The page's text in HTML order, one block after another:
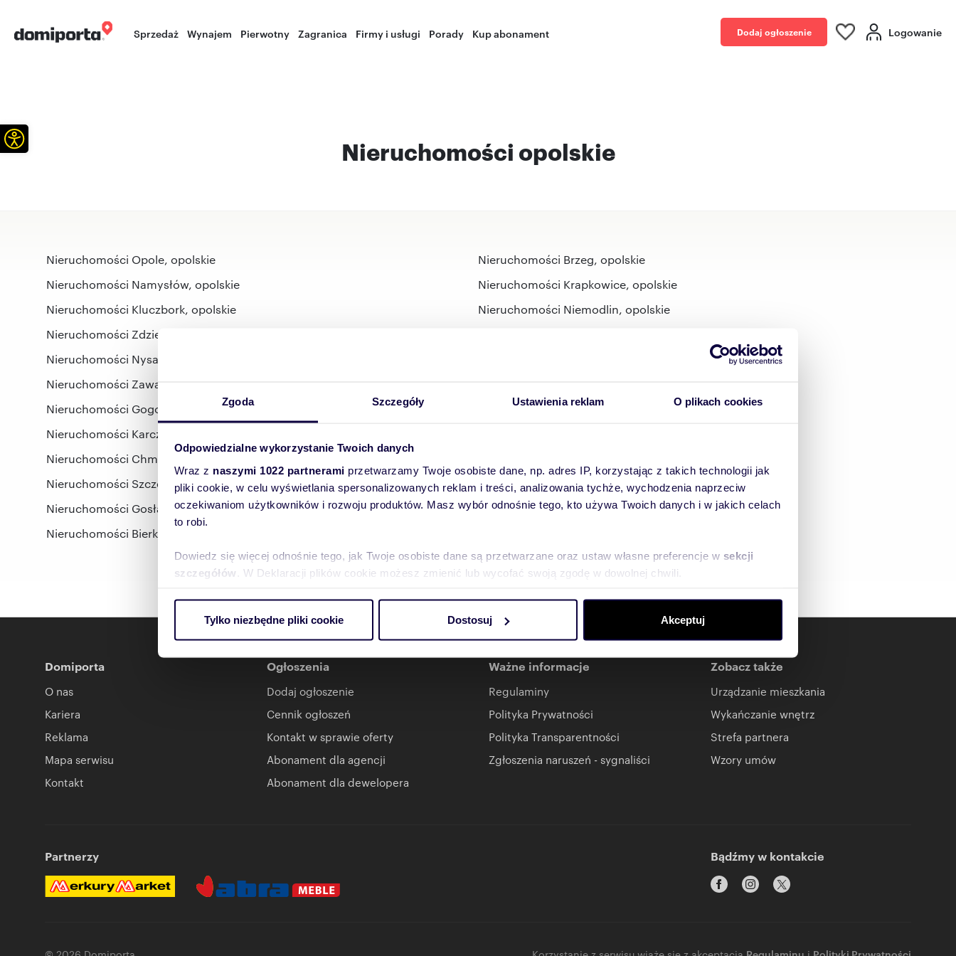
Zgoda Szczegóły Ustawienia reklam O plikach cookies
Odpowiedzialne wykorzystanie Twoich danych
Wraz z naszymi 1022 partnerami przetwarzamy Twoje osobiste dane, np. adres IP, korzystając z takich technologii jak
pliki cookie, w celu wyświetlania spersonalizowanych reklam i treści, analizowania tychże, wychodzenia naprzeciw
oczekiwaniom użytkowników i rozwoju produktów. Masz wybór odnośnie tego, kto używa Twoich danych i w jakich celach
to robi.
Dowiedz się więcej odnośnie tego, jak Twoje osobiste dane są przetwarzane oraz ustaw własne preferencje w sekcji
szczegółów . W Deklaracji plików cookie możesz zmienić lub wycofać swoją zgodę w dowolnej chwili.
ruch w naszej witrynie. Informacje o tym, jak korzystasz z naszej witryny, udostępniamy partnerom społecznościowym,
reklamowym i analitycznym. Partnerzy mogą połączyć te informacje z innymi danymi otrzymanymi od Ciebie lub
uzyskanymi podczas korzystania z ich usług.
Tylko niezbędne pliki cookie Dostosuj Akceptuj
Sprzedaż Wynajem Pierwotny Zagranica Firmy i usługi Porady Kup abonament Dodaj ogłoszenie Logowanie
Nieruchomości opolskie
Nieruchomości Opole, opolskie
Nieruchomości Brzeg, opolskie
Nieruchomości Namysłów, opolskie
Nieruchomości Krapkowice, opolskie
Nieruchomości Kluczbork, opolskie
Nieruchomości Niemodlin, opolskie
Nieruchomości Zdzieszowice, opolskie
Nieruchomości Nysa, opolskie
Nieruchomości Zawada, Turawa, opolski, opolskie
Nieruchomości Gogolin, opolskie
Nieruchomości Grodków, opolskie
Nieruchomości Karczów, opolskie
Nieruchomości Chmielowice, Opole, opolskie
Nieruchomości Szczepanowice, Opole, opolskie
Nieruchomości Czarnowąsy, Opole, opolskie
Nieruchomości Gosławice, Opole, opolskie
Nieruchomości Grudzice, Opole, opolskie
Nieruchomości Bierkowice, Opole, opolskie
Domiporta
O nas
Kariera
Reklama
Mapa serwisu
Kontakt
Ogłoszenia
Dodaj ogłoszenie
Cennik ogłoszeń
Kontakt w sprawie oferty
Abonament dla agencji
Abonament dla dewelopera
Ważne informacje
Regulaminy
Polityka Prywatności
Polityka Transparentności
Zgłoszenia naruszeń - sygnaliści
Zobacz także
Urządzanie mieszkania
Wykańczanie wnętrz
Strefa partnera
Wzory umów
Partnerzy Bądźmy w kontakcie
Otwórz pasek narzędzi